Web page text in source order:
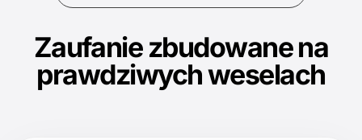
Zaufanie zbudowane na
prawdziwych weselach